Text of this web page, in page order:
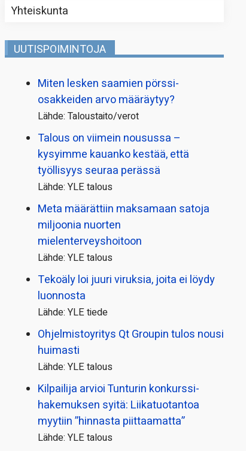
Yhteiskunta
UUTISPOIMINTOJA
Miten lesken saamien pörssi­
osakkeiden arvo määräytyy?
Lähde: Taloustaito/verot
Talous on viimein nousussa –
kysyimme kauanko kestää, että
työllisyys seuraa perässä
Lähde: YLE talous
Meta määrättiin maksamaan satoja
miljoonia nuorten
mielenterveyshoitoon
Lähde: YLE talous
Tekoäly loi juuri viruksia, joita ei löydy
luonnosta
Lähde: YLE tiede
Ohjelmistoyritys Qt Groupin tulos nousi
huimasti
Lähde: YLE talous
Kilpailija arvioi Tunturin konkurssi­
hakemuksen syitä: Liikatuotantoa
myytiin ”hinnasta piittaamatta”
Lähde: YLE talous